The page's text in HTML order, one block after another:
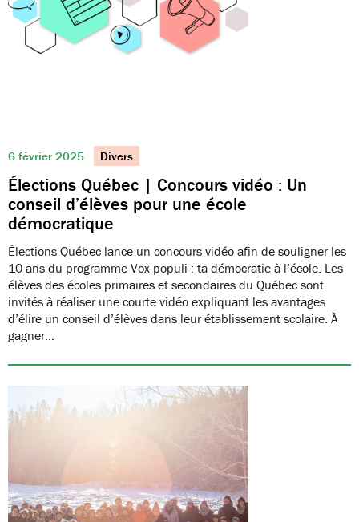
6 février 2025 Divers
Élections Québec | Concours vidéo : Un
conseil d’élèves pour une école
démocratique
Élections Québec lance un concours vidéo afin de souligner les
10 ans du programme Vox populi : ta démocratie à l’école. Les
élèves des écoles primaires et secondaires du Québec sont
invités à réaliser une courte vidéo expliquant les avantages
d’élire un conseil d’élèves dans leur établissement scolaire. À
gagner…